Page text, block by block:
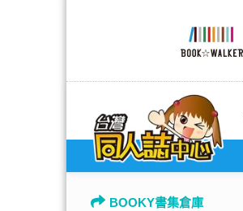
BOOKY書集倉庫